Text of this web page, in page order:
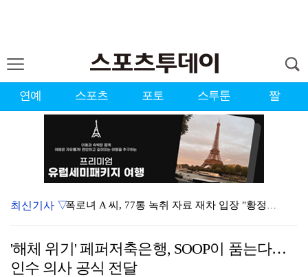
연예 스포츠 포토 스투툰 짤
폭로녀 A 씨, 77통 녹취 자료 재차 입장 "황정민은…
'이상준쇼' PD "LA 공연 비판 겸허히 수용, 허위…
최신기사 ▽
'해체 위기' 페퍼저축은행, SOOP이 품는다…
인수 의사 공식 전달